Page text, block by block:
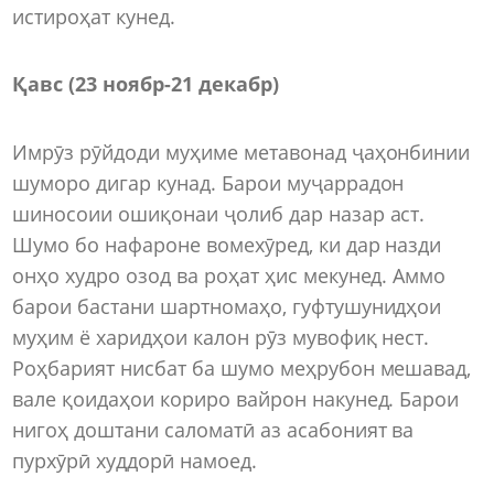
истироҳат кунед.
Қавс (23 ноябр-21 декабр)
Имрӯз рӯйдоди муҳиме метавонад ҷаҳонбинии
шуморо дигар кунад. Барои муҷаррадон
шиносоии ошиқонаи ҷолиб дар назар аст.
Шумо бо нафароне вомехӯред, ки дар назди
онҳо худро озод ва роҳат ҳис мекунед. Аммо
барои бастани шартномаҳо, гуфтушунидҳои
муҳим ё харидҳои калон рӯз мувофиқ нест.
Роҳбарият нисбат ба шумо меҳрубон мешавад,
вале қоидаҳои кориро вайрон накунед. Барои
нигоҳ доштани саломатӣ аз асабоният ва
пурхӯрӣ худдорӣ намоед.